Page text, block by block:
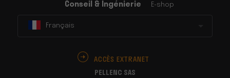
Conseil & Ingénierie
E-shop
Français
ACCÈS EXTRANET
PELLENC SAS